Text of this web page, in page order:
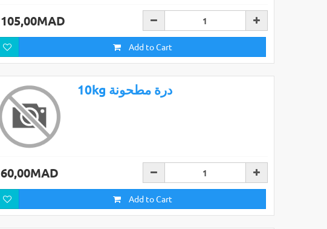
105,00MAD
Add to Cart
10kg درة مطحونة
60,00MAD
Add to Cart